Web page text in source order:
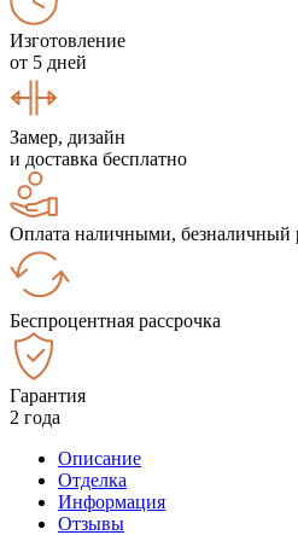
Изготовление
от 5 дней
Замер, дизайн
и доставка бесплатно
Оплата наличными, безналичный
Беспроцентная рассрочка
Гарантия
2 года
Описание
Отделка
Информация
Отзывы